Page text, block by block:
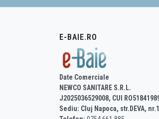
E-BAIE.RO
Date Comerciale
NEWCO SANITARE S.R.L.
J2025036529008, CUI
Sediu: Cluj Napoca, str.DEVA,